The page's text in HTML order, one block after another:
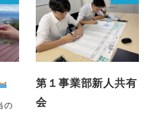
の
第１事業部新人共有
会